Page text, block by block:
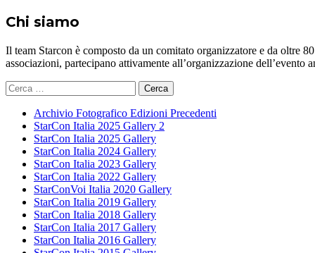
Chi siamo
Il team Starcon è composto da un comitato organizzatore e da oltre
associazioni, partecipano attivamente all’organizzazione
Ricerca
per:
Archivio Fotografico Edizioni Precedenti
StarCon Italia 2025 Gallery 2
StarCon Italia 2025 Gallery
StarCon Italia 2024 Gallery
StarCon Italia 2023 Gallery
StarCon Italia 2022 Gallery
StarConVoi Italia 2020 Gallery
StarCon Italia 2019 Gallery
StarCon Italia 2018 Gallery
StarCon Italia 2017 Gallery
StarCon Italia 2016 Gallery